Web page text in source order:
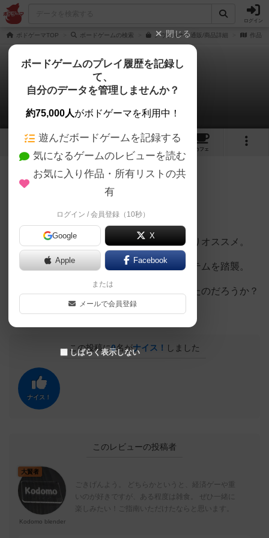
ログイン
ボドゲーマTOP ボードゲームの検索 ノヴァルナの通販/商品詳細 作品デ
ノヴァルナ
Kodomo blenderさんのレビュー
15 1 17
カフェ
202名 0名 0 6年弱前
ウべェ様のパズルゲーパートX
ぷよぷよや連鎖系のゲームが好きならかなりオススメ。
時間トラックについてはパッチワークシステムを踏襲。
果たして月であるテーマである必要はあったのだろうか？
という素朴な疑問。
この投稿に0名がナイス！ しました
ナイス！
このレビューの投稿者
大賢者
Kodomo blender
ごきげんよう。 どちらかというと、経済ゲーや重
いのが好きですが、ある程度は雑食。 ぜひ一緒に
楽しみたい！ご指南いただけたならと思います。
閉じる
ボードゲームのプレイ履歴を記録し
て、
自分のデータを管理しませんか？
約75,000人がボドゲーマを利用中！
遊んだボードゲームを記録する
気になるゲームのレビューを読む
お気に入り作品・所有リストの共
有
ログイン / 会員登録（10秒）
Google X
Apple Facebook
または
メールで会員登録
しばらく表示しない